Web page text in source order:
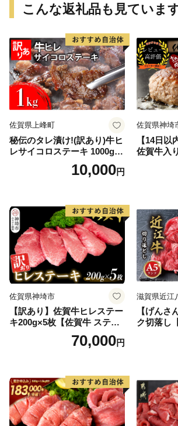
こんな返礼品も見ていま
佐賀県上峰町
秘伝のタレ漬け!(訳あり)牛ヒ
レサイコロステーキ 1000g
10,000円
佐賀県神埼
【14日以
佐賀牛入
黒毛和牛
気】
佐賀県神埼市
【訳あり】佐賀牛ヒレステー
キ200g×5枚【佐賀牛 ステー
キ ブランド肉 ヒレ肉 フィレ
肉 ジューシー ヘルシー】(H0
70,000円
滋賀県近江
【げんさ
ク切落し